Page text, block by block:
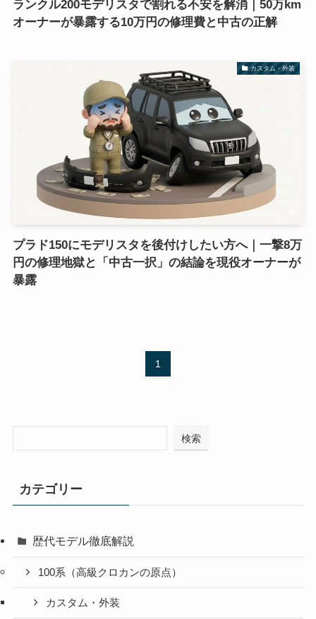
ランクル200モデリスタで割れる不安を解消｜50万km
オーナーが暴露する10万円の修理費と中古の正解
カスタム・外装
プラド150にモデリスタを後付けしたい方へ｜一撃8万
円の修理地獄と「中古一択」の結論を現役オーナーが
暴露
1
検索
カテゴリー
歴代モデル徹底解説
100系（高級クロカンの原点）
カスタム・外装